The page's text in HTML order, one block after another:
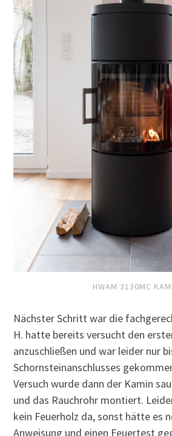
HWAM 3130MC
Nächster Schritt war die
H. hatte bereits versucht den
anzuschließen und war leider nur
Schornsteinanschlusses
Versuch wurde dann der Kamin
und das Rauchrohr montiert.
kein Feuerholz da, sonst hätte es
Anweisung und einen Feuertest